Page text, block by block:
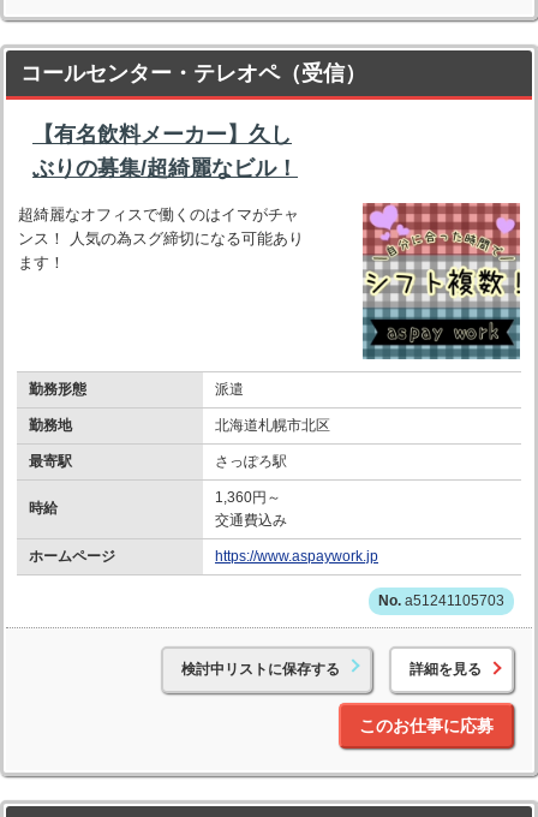
コールセンター・テレオペ（受信）
【有名飲料メーカー】久し
ぶりの募集/超綺麗なビル！
超綺麗なオフィスで働くのはイマがチャ
ンス！ 人気の為スグ締切になる可能あり
ます！
勤務形態 派遣
勤務地 北海道札幌市北区
最寄駅 さっぽろ駅
時給
1,360円～
交通費込み
ホームページ https://www.aspaywork.jp
a51241105703
検討中リストに保存する 詳細を見る
このお仕事に応募